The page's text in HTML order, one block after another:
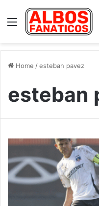
Menu
Home /esteban pavez
esteban